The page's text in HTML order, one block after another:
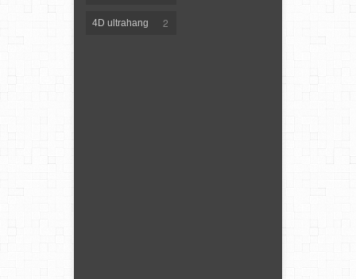
4D ultrahang 2